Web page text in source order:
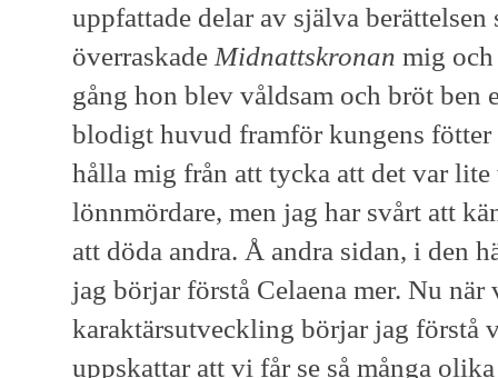
uppfattade delar av själva berättelsen
överraskadeMidnattskronan mig
gång hon blev våldsam och bröt ben
blodigt huvud framför kungens fötter
hålla mig från att tycka att det var
lönnmördare, men jag har svårt att
att döda andra. Å andra sidan, i den
jag börjar förstå Celaena mer. Nu
karaktärsutveckling börjar jag förstå
uppskattar att vi får se så många